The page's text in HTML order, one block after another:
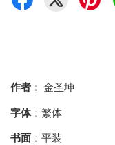
作者 ： 金圣坤
字体：繁体
书面 ：平装